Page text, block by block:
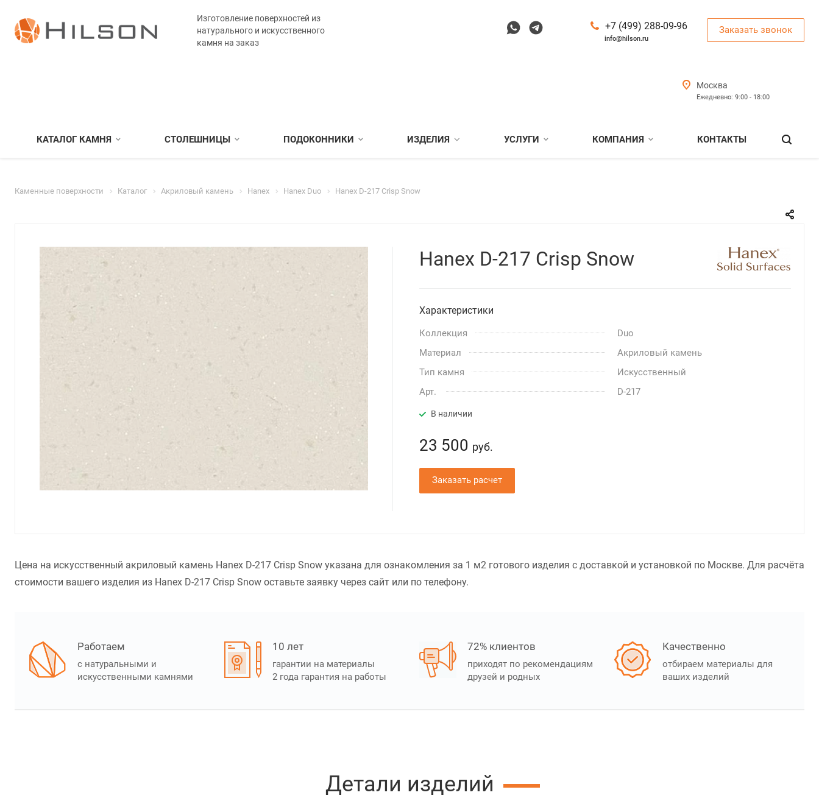
Изготовление поверхностей из
натурального и искусственного
камня на заказ
+7 (499) 288-09-96
info@hilson.ru
Заказать звонок
Москва
Ежедневно: 9:00 - 18:00
КАТАЛОГ КАМНЯ СТОЛЕШНИЦЫ ПОДОКОННИКИ ИЗДЕЛИЯ УСЛУГИ КОМПАНИЯ КОНТАКТЫ
Каменные поверхности Каталог Акриловый камень Hanex Hanex Duo Hanex D-217 Crisp Snow
Hanex D-217 Crisp Snow
Характеристики
Коллекция
Duo
Материал
Акриловый камень
Тип камня
Искусственный
Арт.
D-217
В наличии
23 500 руб.
Заказать расчет
Цена на искусственный акриловый камень Hanex D-217 Crisp Snow указана для ознакомления за 1 м2 готового изделия с доставкой и установкой по Москве. Для расчёта
стоимости вашего изделия из Hanex D-217 Crisp Snow оставьте заявку через сайт или по телефону.
Работаем
с натуральными и
искусственными камнями
10 лет
гарантии на материалы
2 года гарантия на работы
72% клиентов
приходят по рекомендациям
друзей и родных
Качественно
отбираем материалы для
ваших изделий
Детали изделий